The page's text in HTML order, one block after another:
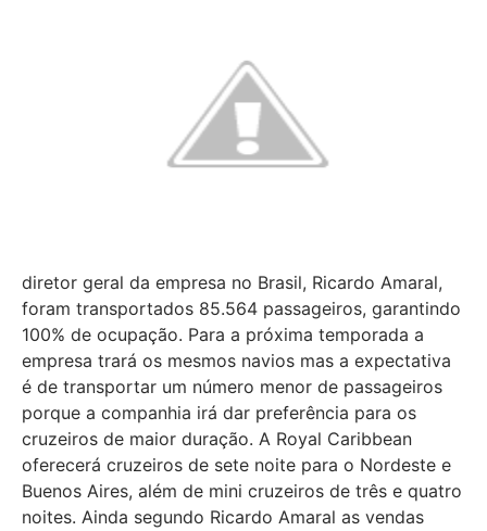
diretor geral da empresa no Brasil, Ricardo Amaral,
foram transportados 85.564 passageiros, garantindo
100% de ocupação. Para a próxima temporada a
empresa trará os mesmos navios mas a expectativa
é de transportar um número menor de passageiros
porque a companhia irá dar preferência para os
cruzeiros de maior duração. A Royal Caribbean
oferecerá cruzeiros de sete noite para o Nordeste e
Buenos Aires, além de mini cruzeiros de três e quatro
noites. Ainda segundo Ricardo Amaral as vendas